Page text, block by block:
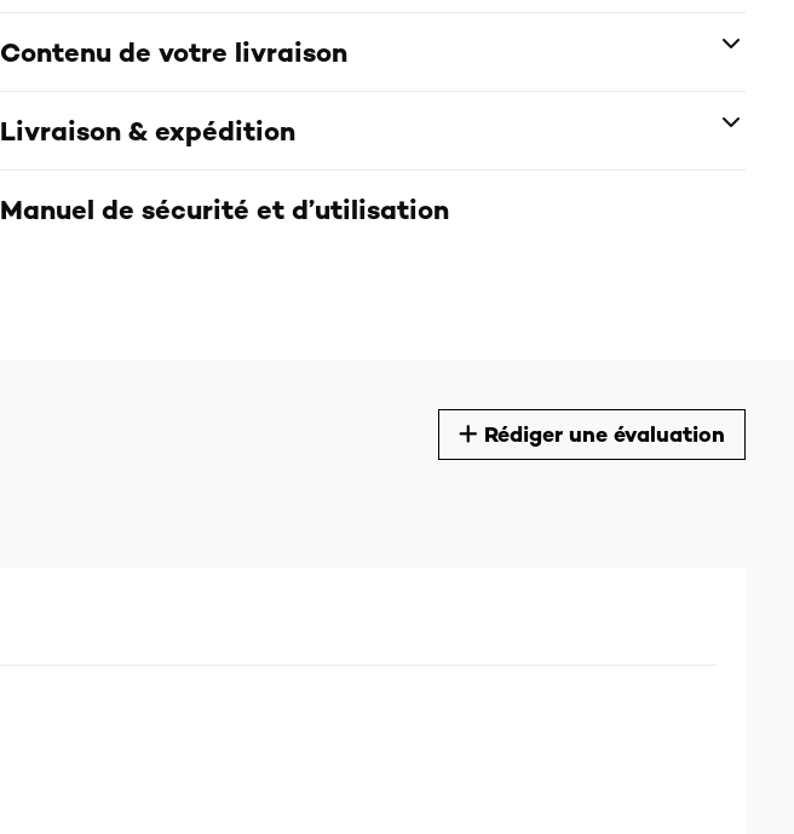
Contenu de votre livraison
Livraison & expédition
Manuel de sécurité et d’utilisation
Rédiger une évaluation